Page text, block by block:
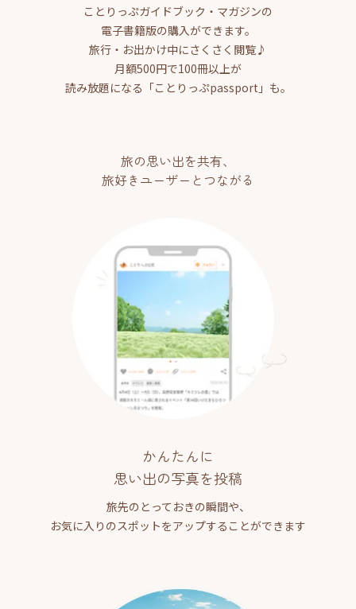
ことりっぷガイドブック・マガジンの
電子書籍版の購入ができます。
旅行・お出かけ中にさくさく閲覧♪
月額500円で100冊以上が
読み放題になる「ことりっぷpassport」も。
旅の思い出を共有、
旅好きユーザーとつながる
かんたんに
思い出の写真を投稿
旅先のとっておきの瞬間や、
お気に入りのスポットをアップすることができます